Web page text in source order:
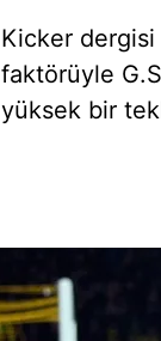
Kicker dergisi
faktörüyle
yüksek bir